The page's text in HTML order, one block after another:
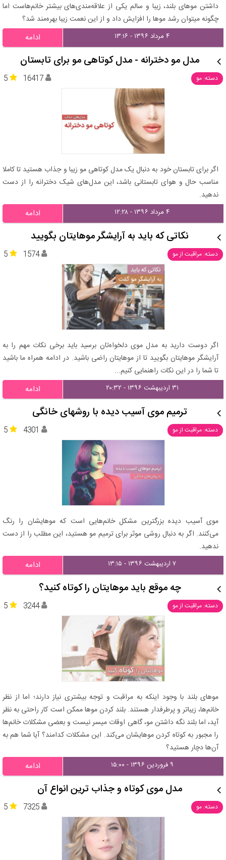
داشتن موهای بلند، زیبا و سالم یکی از علاقه‌مندی‌های بیشتر خانم‌هاست اما
چگونه میتوان رشد موها را افزایش داد و از این نعمت زیبا بهره‌مند شد؟
۴ مرداد ۱۳۹۶ - ۱۳:۱۶ ادامه
مدل مو دخترانه - مدل کوتاهی مو برای تابستان
دسته: مو 5 16417
اگر برای تابستان خود به دنبال یک مدل کوتاهی مو زیبا و جذاب هستید تا کاملا
مناسب حال و هوای تابستانی باشد، این مدل‌های شیک دخترانه را از دست
ندهید.
۴ مرداد ۱۳۹۶ - ۱۲:۲۸ ادامه
نکاتی که باید به آرایشگر موهایتان بگویید
دسته: مراقبت از مو 5 1574
اگر دوست دارید به مدل موی دلخواه‌تان برسید باید برخی نکات مهم را به
آرایشگر موهایتان بگویید تا از موهایتان راضی باشید. در ادامه همراه ما باشید
تا شما را در این نکات راهنمایی کنیم...
۳۱ اردیبهشت ۱۳۹۶ - ۲۰:۳۲ ادامه
ترمیم موی آسیب دیده با روشهای خانگی
دسته: مراقبت از مو 5 4301
موی آسیب دیده بزرگترین مشکل خانم‌هایی است که موهایشان را رنگ
می‌کنند. اگر به دنبال روشی موثر برای ترمیم مو هستید، این مطلب را از دست
ندهید.
۷ اردیبهشت ۱۳۹۶ - ۱۳:۱۵ ادامه
چه موقع باید موهایتان را کوتاه کنید؟
دسته: مراقبت از مو 5 3244
موهای بلند با وجود اینکه به مراقبت و توجه بیشتری نیاز دارند؛ اما از نظر
خانم‌ها، زیباتر و پرطرفدار هستند. بلند کردن موها ممکن است کار راحتی به نظر
آید، اما بلند نگه داشتن مو، گاهی اوقات میسر نیست و بعضی مشکلات خانم‌ها
را مجبور به کوتاه کردن موهایشان می‌کند. این مشکلات کدامند؟ آیا شما هم به
آن‌ها دچار هستید؟
۹ فروردین ۱۳۹۶ - ۱۵:۰۰ ادامه
مدل موی کوتاه و جذاب ترین انواع آن
دسته: مو 5 7325